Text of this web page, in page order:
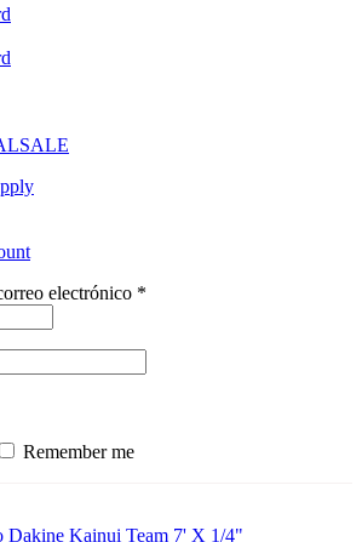
SALE
electrónico *
Remember me